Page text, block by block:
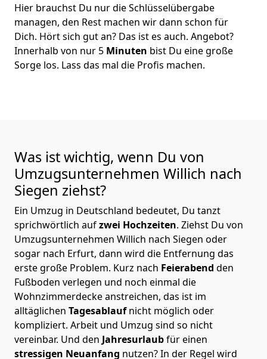
Hier brauchst Du nur die Schlüsselübergabe
managen, den Rest machen wir dann schon für
Dich. Hört sich gut an? Das ist es auch. Angebot?
Innerhalb von nur 5 Minuten bist Du eine große
Sorge los. Lass das mal die Profis machen.
Was ist wichtig, wenn Du von
Umzugsunternehmen Willich nach
Siegen ziehst?
Ein Umzug in Deutschland bedeutet, Du tanzt
sprichwörtlich aufzwei Hochzeiten. Ziehst Du von
Umzugsunternehmen Willich nach Siegen oder
sogar nach Erfurt, dann wird die Entfernung das
erste große Problem. Kurz nach Feierabend den
Fußboden verlegen und noch einmal die
Wohnzimmerdecke anstreichen, das ist im
alltäglichen Tagesablaufnicht möglich oder
kompliziert. Arbeit und Umzug sind so nicht
vereinbar. Und den Jahresurlaubfür einen
stressigen Neuanfang nutzen? In der Regel wird